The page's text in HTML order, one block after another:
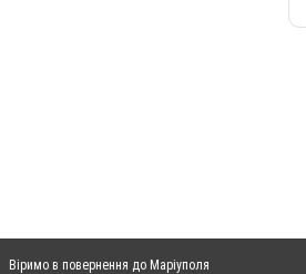
Віримо в повернення до Маріуполя